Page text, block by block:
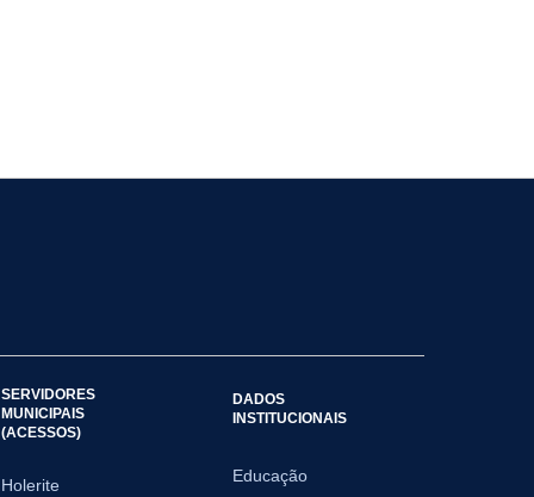
SERVIDORES
MUNICIPAIS
(ACESSOS)
Holerite
DADOS
INSTITUCIONAIS
Educação